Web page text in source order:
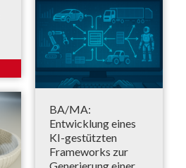
BA/MA:
Entwicklung eines
KI-gestützten
Frameworks zur